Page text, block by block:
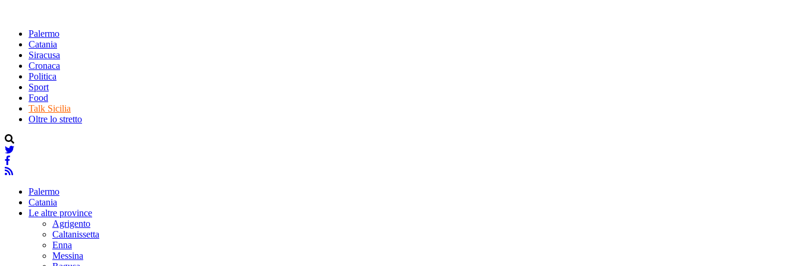
Palermo
Catania
Siracusa
Cronaca
Politica
Sport
Food
Talk Sicilia
Oltre lo stretto
Palermo
Catania
Le altre province
Agrigento
Caltanissetta
Enna
Messina